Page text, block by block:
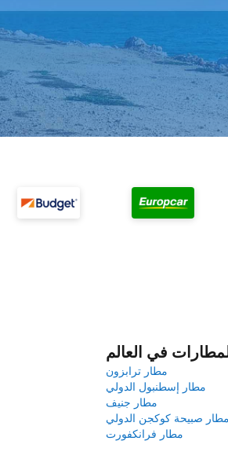
في العالم
مطار ترابزون
مطار إسطنبول الدولي
مطار جنيف
مطار صبيحة كوكجن الدولي
مطار فرانكفورت